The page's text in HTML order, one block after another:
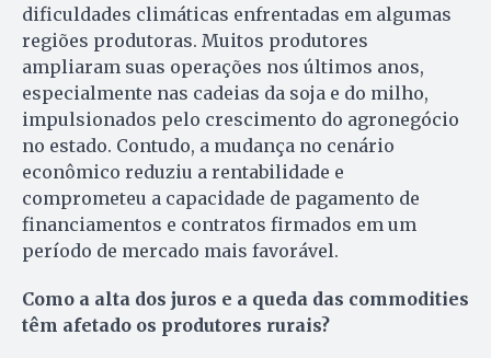
dificuldades climáticas enfrentadas em algumas
regiões produtoras. Muitos produtores
ampliaram suas operações nos últimos anos,
especialmente nas cadeias da soja e do milho,
impulsionados pelo crescimento do agronegócio
no estado. Contudo, a mudança no cenário
econômico reduziu a rentabilidade e
comprometeu a capacidade de pagamento de
financiamentos e contratos firmados em um
período de mercado mais favorável.
Como a alta dos juros e a queda das commodities
têm afetado os produtores rurais?